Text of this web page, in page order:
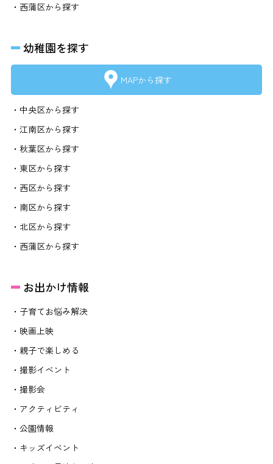
・西蒲区から探す
幼稚園を探す
MAPから探す
・中央区から探す
・江南区から探す
・秋葉区から探す
・東区から探す
・西区から探す
・南区から探す
・北区から探す
・西蒲区から探す
お出かけ情報
・子育てお悩み解決
・映画上映
・親子で楽しめる
・撮影イベント
・撮影会
・アクティビティ
・公園情報
・キッズイベント